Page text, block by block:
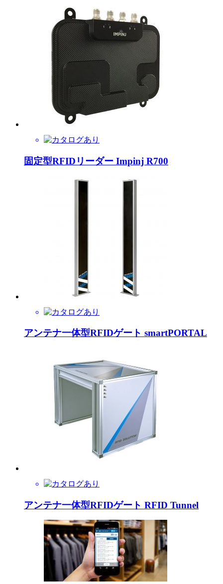
固定型RFIDリーダー Impinj R700
アンテナ一体型RFIDゲート smartPORTAL
アンテナ一体型RFIDゲート RFID Tunnel